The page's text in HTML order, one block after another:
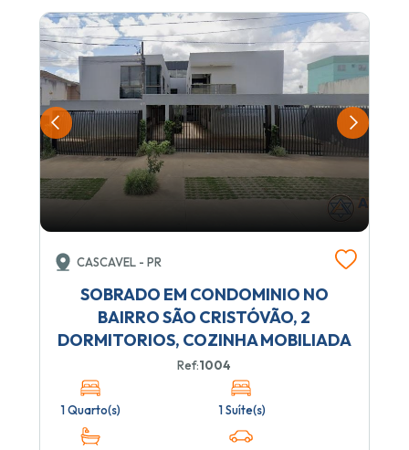
CASCAVEL - PR
SOBRADO EM CONDOMINIO NO
BAIRRO SÃO CRISTÓVÃO, 2
DORMITORIOS, COZINHA MOBILIADA
Ref:1004
1 Quarto(s) 1 Suíte(s)